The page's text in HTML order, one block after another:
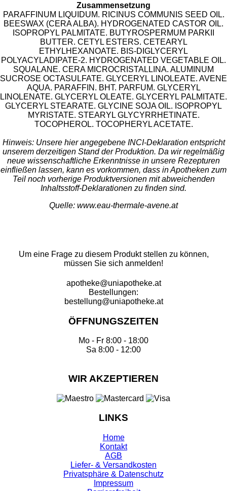
Zusammensetzung
PARAFFINUM LIQUIDUM. RICINUS COMMUNIS SEED OIL.
BEESWAX (CERA ALBA). HYDROGENATED CASTOR OIL.
ISOPROPYL PALMITATE. BUTYROSPERMUM PARKII
BUTTER. CETYL ESTERS. CETEARYL
ETHYLHEXANOATE. BIS-DIGLYCERYL
POLYACYLADIPATE-2. HYDROGENATED VEGETABLE OIL.
SQUALANE. CERA MICROCRISTALLINA. ALUMINUM
SUCROSE OCTASULFATE. GLYCERYL LINOLEATE. AVENE
AQUA. PARAFFIN. BHT. PARFUM. GLYCERYL
LINOLENATE. GLYCERYL OLEATE. GLYCERYL PALMITATE.
GLYCERYL STEARATE. GLYCINE SOJA OIL. ISOPROPYL
MYRISTATE. STEARYL GLYCYRRHETINATE.
TOCOPHEROL. TOCOPHERYL ACETATE.
Hinweis: Unsere hier angegebene INCI-Deklaration entspricht
unserem derzeitigen Stand der Produktion. Da wir regelmäßig
neue wissenschaftliche Erkenntnisse in unsere Rezepturen
einfließen lassen, kann es vorkommen, dass in Apotheken zum
Teil noch vorherige Produktversionen mit abweichenden
Inhaltsstoff-Deklarationen zu finden sind.
Quelle: www.eau-thermale-avene.at
Um eine Frage zu diesem Produkt stellen zu können,
müssen Sie sich anmelden!
apotheke@uniapotheke.at
Bestellungen:
bestellung@uniapotheke.at
ÖFFNUNGSZEITEN
Mo - Fr 8:00 - 18:00
Sa 8:00 - 12:00
WIR AKZEPTIEREN
LINKS
Home
Kontakt
AGB
Liefer- & Versandkosten
Privatsphäre & Datenschutz
Impressum